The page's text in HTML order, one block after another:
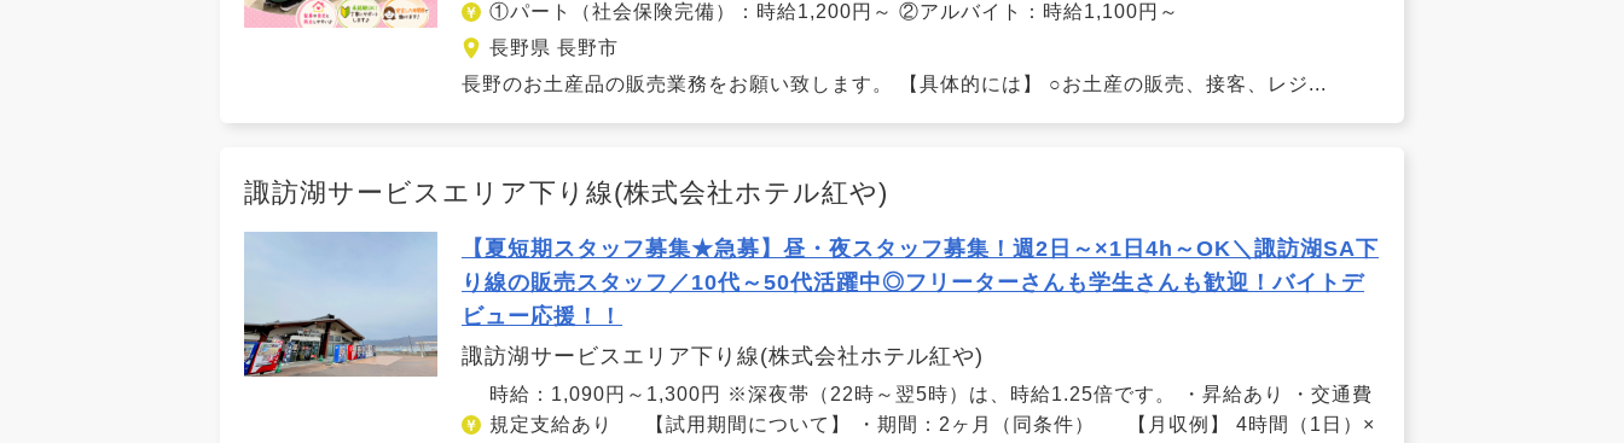
①パート（社会保険完備）：時給1,200円～ ②アルバイト：時給1,100円～
長野県 長野市
長野のお土産品の販売業務をお願い致します。 【具体的には】 ○お土産の販売、接客、レジ...
諏訪湖サービスエリア下り線(株式会社ホテル紅や)
【夏短期スタッフ募集★急募】昼・夜スタッフ募集！週2日～×1日4h～OK＼諏訪湖SA下
り線の販売スタッフ／10代～50代活躍中◎フリーターさんも学生さんも歓迎！バイトデ
ビュー応援！！
諏訪湖サービスエリア下り線(株式会社ホテル紅や)
時給：1,090円～1,300円 ※深夜帯（22時～翌5時）は、時給1.25倍です。 ・昇給あり ・交通費
規定支給あり 【試用期間について】 ・期間：2ヶ月（同条件） 【月収例】 4時間（1日）×